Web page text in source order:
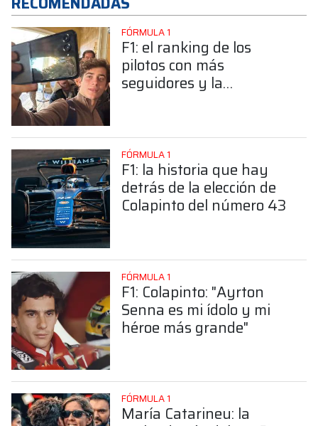
FÓRMULA 1
F1: el ranking de los
pilotos con más
seguidores y la
FÓRMULA 1
F1: la historia que hay
detrás de la elección de
Colapinto del número 43
FÓRMULA 1
F1: Colapinto: "Ayrton
Senna es mi ídolo y mi
héroe más grande"
FÓRMULA 1
María Catarineu: la